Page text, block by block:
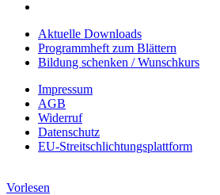
Aktuelle Downloads
Programmheft zum Blättern
Bildung schenken / Wunschkurs
Impressum
AGB
Widerruf
Datenschutz
EU-Streitschlichtungsplattform
Vorlesen